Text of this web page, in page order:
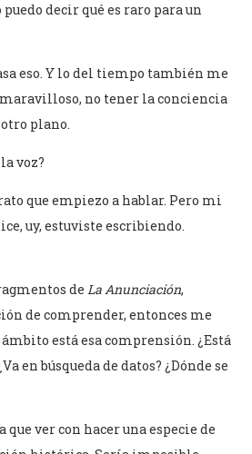
puedo decir qué es raro para un
eso. Y lo del tiempo también me
maravilloso, no tener la conciencia
plano.
voz?
que empiezo a hablar. Pero mi
uy, estuviste escribiendo.
deLa Anunciación,
de comprender, entonces me
está esa comprensión. ¿Está
en búsqueda de datos? ¿Dónde se
que ver con hacer una especie de